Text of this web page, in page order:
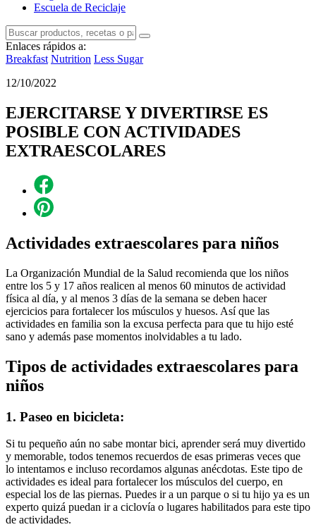
Escuela de Reciclaje
Enlaces rápidos a:
Breakfast Nutrition Less Sugar
12/10/2022
EJERCITARSE Y DIVERTIRSE ES
POSIBLE CON ACTIVIDADES
EXTRAESCOLARES
Actividades extraescolares para niños
La Organización Mundial de la Salud recomienda que los niños
entre los 5 y 17 años realicen al menos 60 minutos de actividad
física al día, y al menos 3 días de la semana se deben hacer
ejercicios para fortalecer los músculos y huesos. Así que las
actividades en familia son la excusa perfecta para que tu hijo esté
sano y además pase momentos inolvidables a tu lado.
Tipos de actividades extraescolares para
niños
1. Paseo en bicicleta:
Si tu pequeño aún no sabe montar bici, aprender será muy divertido
y memorable, todos tenemos recuerdos de esas primeras veces que
lo intentamos e incluso recordamos algunas anécdotas. Este tipo de
actividades es ideal para fortalecer los músculos del cuerpo, en
especial los de las piernas. Puedes ir a un parque o si tu hijo ya es un
experto quizá puedan ir a ciclovía o lugares habilitados para este tipo
de actividades.